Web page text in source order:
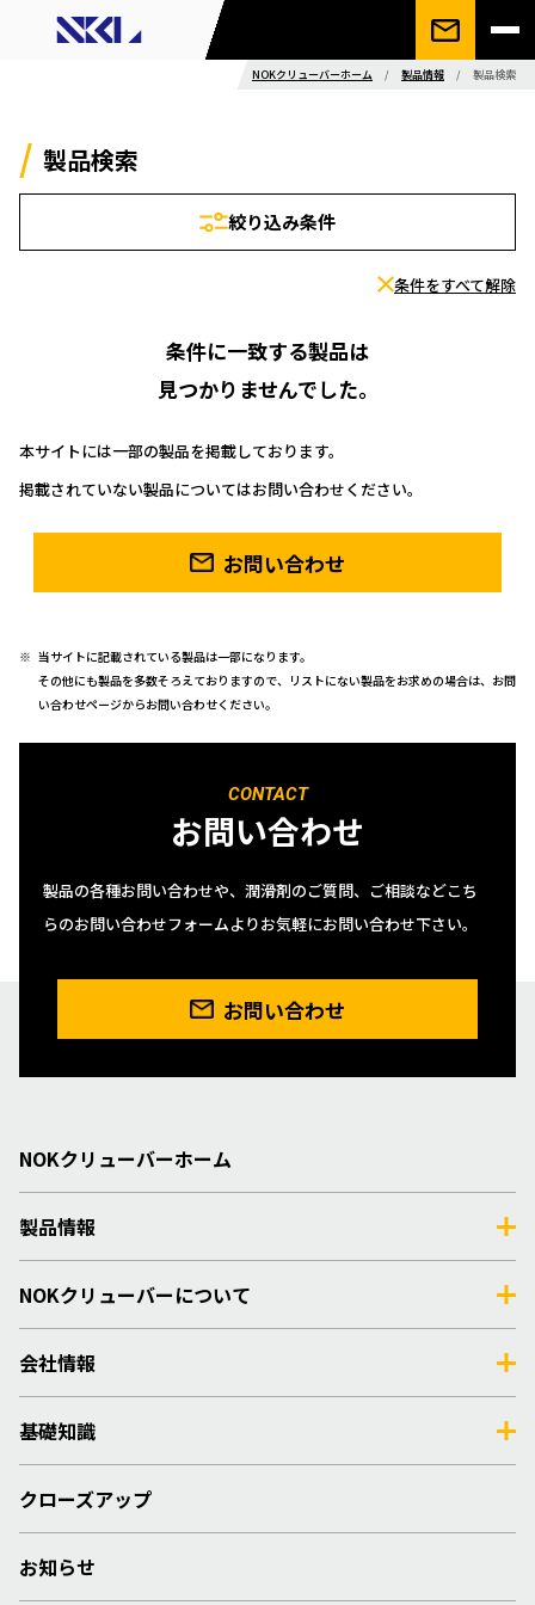
NOKクリューバーホーム / 製品情報 / 製品検索
製品検索
絞り込み条件
条件をすべて解除
条件に一致する製品は
見つかりませんでした。
本サイトには一部の製品を掲載しております。
掲載されていない製品についてはお問い合わせください。
お問い合わせ
当サイトに記載されている製品は一部になります。
その他にも製品を多数そろえておりますので、リストにない製品をお求めの場合は、お問
い合わせページからお問い合わせください。
CONTACT
お問い合わせ
製品の各種お問い合わせや、潤滑剤のご質問、ご相談などこち
らのお問い合わせフォームよりお気軽にお問い合わせ下さい。
お問い合わせ
NOKクリューバーホーム
製品情報
NOKクリューバーについて
会社情報
基礎知識
クローズアップ
お知らせ